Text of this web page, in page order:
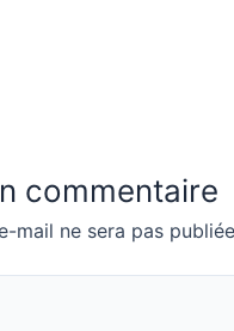
commentaire
mail ne sera pas